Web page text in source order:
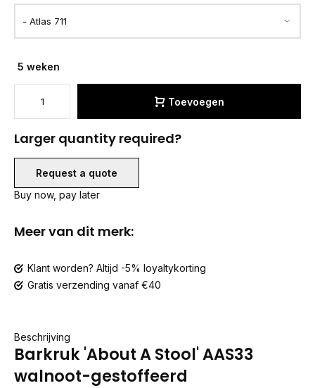
5 weken
Toevoegen
Larger quantity required?
Request a quote
Buy now, pay later
Meer van dit merk:
Klant worden? Altijd -5% loyaltykorting
Gratis verzending vanaf €40
Beschrijving
Barkruk 'About A Stool' AAS33
walnoot-gestoffeerd